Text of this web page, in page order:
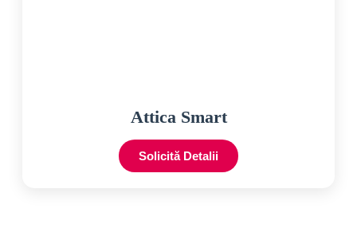
Attica Smart
Solicită Detalii